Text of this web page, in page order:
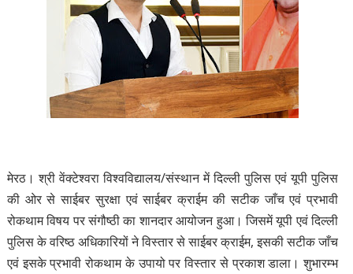
मेरठ। श्री वेंक्टेश्वरा विश्वविद्यालय/संस्थान में दिल्ली पुलिस एवं यूपी पुलिस
की ओर से साईबर सुरक्षा एवं साईबर क्राईम की सटीक जाँच एवं प्रभावी
रोकथाम विषय पर संगौष्ठी का शानदार आयोजन हुआ। जिसमें यूपी एवं दिल्ली
पुलिस के वरिष्ठ अधिकारियों ने विस्तार से साईबर क्राईम, इसकी सटीक जाँच
एवं इसके प्रभावी रोकथाम के उपायो पर विस्तार से प्रकाश डाला। शुभारम्भ